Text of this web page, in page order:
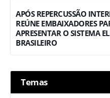
APÓS REPERCUSSÃO
REÚNE EMBAIXADORES
APRESENTAR O SISTEMA
BRASILEIRO
Temas